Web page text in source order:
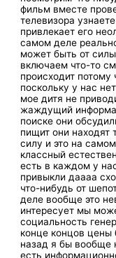
фильм вместе
телевизора
привлекает его
самом деле
может быть от
включаем что-то
происходит потому
поскольку у нас
мое дитя не
жаждущий
поиске они
пищит они находят
силу и это на
классный
есть в каждом у
привыкли даааа
что-нибудь от
деле вообще это
интересует мы
социальность
конце концов цены
назад я бы вообще
есть